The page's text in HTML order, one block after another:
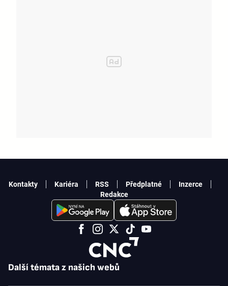
Další témata z našich webů
Kontakty Kariéra RSS Předplatné
Inzerce
Redakce